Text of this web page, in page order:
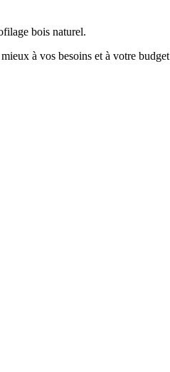
bois naturel.
à vos besoins et à votre budget